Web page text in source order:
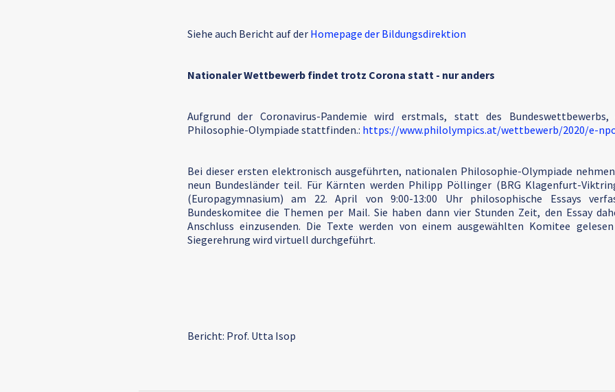
Siehe auch Bericht auf der Homepage der Bildungsdirektion
Nationaler Wettbewerb findet trotz Corona statt - nur anders
Aufgrund der Coronavirus-Pandemie wird erstmals, statt des
Philosophie-Olympiade stattfinden.: https://www.philolympics.at/wettbewerb/2020/e-
Bei dieser ersten elektronisch ausgeführten, nationalen Philosophie-Olympiade
neun Bundesländer teil. Für Kärnten werden Philipp Pöllinger (BRG Klagenfurt-
(Europagymnasium) am 22. April von 9:00-13:00 Uhr philosophische Essays
Bundeskomitee die Themen per Mail. Sie haben dann vier Stunden Zeit, den Essay
Anschluss einzusenden. Die Texte werden von einem ausgewählten Komitee
Siegerehrung wird virtuell durchgeführt.
Bericht: Prof. Utta Isop